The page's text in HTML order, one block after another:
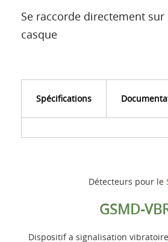
Détecteurs pour le
GSMD-
Dispositif a signalisation vibratoire
Se raccorde directement
casque
Spécifications